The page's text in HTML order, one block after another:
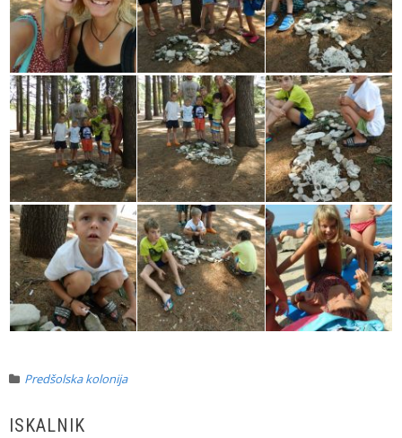
Predšolska kolonija
ISKALNIK